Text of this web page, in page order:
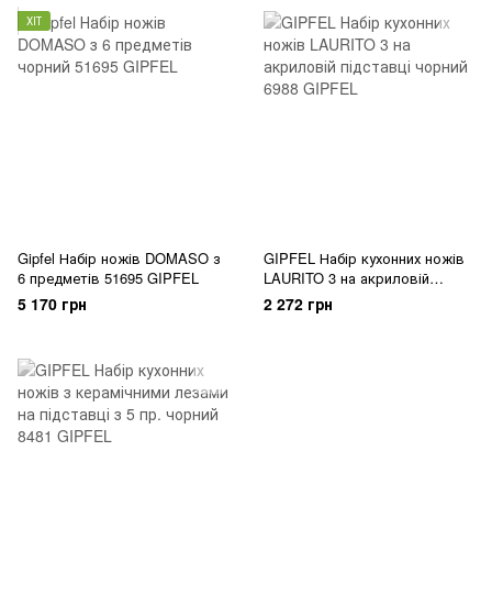
ХІТ
Gipfel Набір ножів DOMASO з
6 предметів 51695 GIPFEL
5 170 грн
GIPFEL Набір кухонних ножів
LAURITO 3 на акриловій
підставці 6988 GIPFEL
2 272 грн